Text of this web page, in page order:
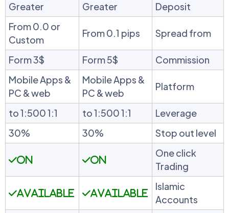
Deposit
Greater
Greater
Spread from
From 0.1 pips
From 0.0 or
Custom
Commission
Form 5$
Form 3$
Platform
Mobile Apps &
PC & web
Mobile Apps &
PC & web
Leverage
1:1 to 1:500
1:1 to 1:500
Stop out level
30%
30%
One click
Trading
ON
ON
Islamic
Accounts
Available
Available